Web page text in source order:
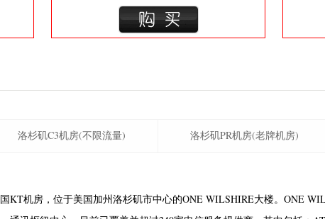
洛杉矶C3机房(不限流量) 洛杉矶PR机房(老牌机房)
KT机房，位于美国加州洛杉矶市中心的ONE WILSHIRE大楼。ONE